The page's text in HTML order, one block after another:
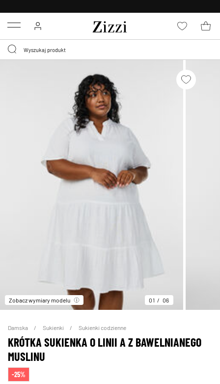
Menu
Zobacz wymiary modelu 01 06
Damska Sukienki Sukienki codzienne
KRÓTKA SUKIENKA O LINII A Z BAWELNIANEGO
MUSLINU
-25%